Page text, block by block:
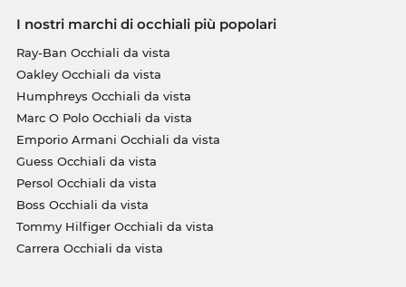
I nostri marchi di occhiali più popolari
Ray-Ban Occhiali da vista
Oakley Occhiali da vista
Humphreys Occhiali da vista
Marc O Polo Occhiali da vista
Emporio Armani Occhiali da vista
Guess Occhiali da vista
Persol Occhiali da vista
Boss Occhiali da vista
Tommy Hilfiger Occhiali da vista
Carrera Occhiali da vista